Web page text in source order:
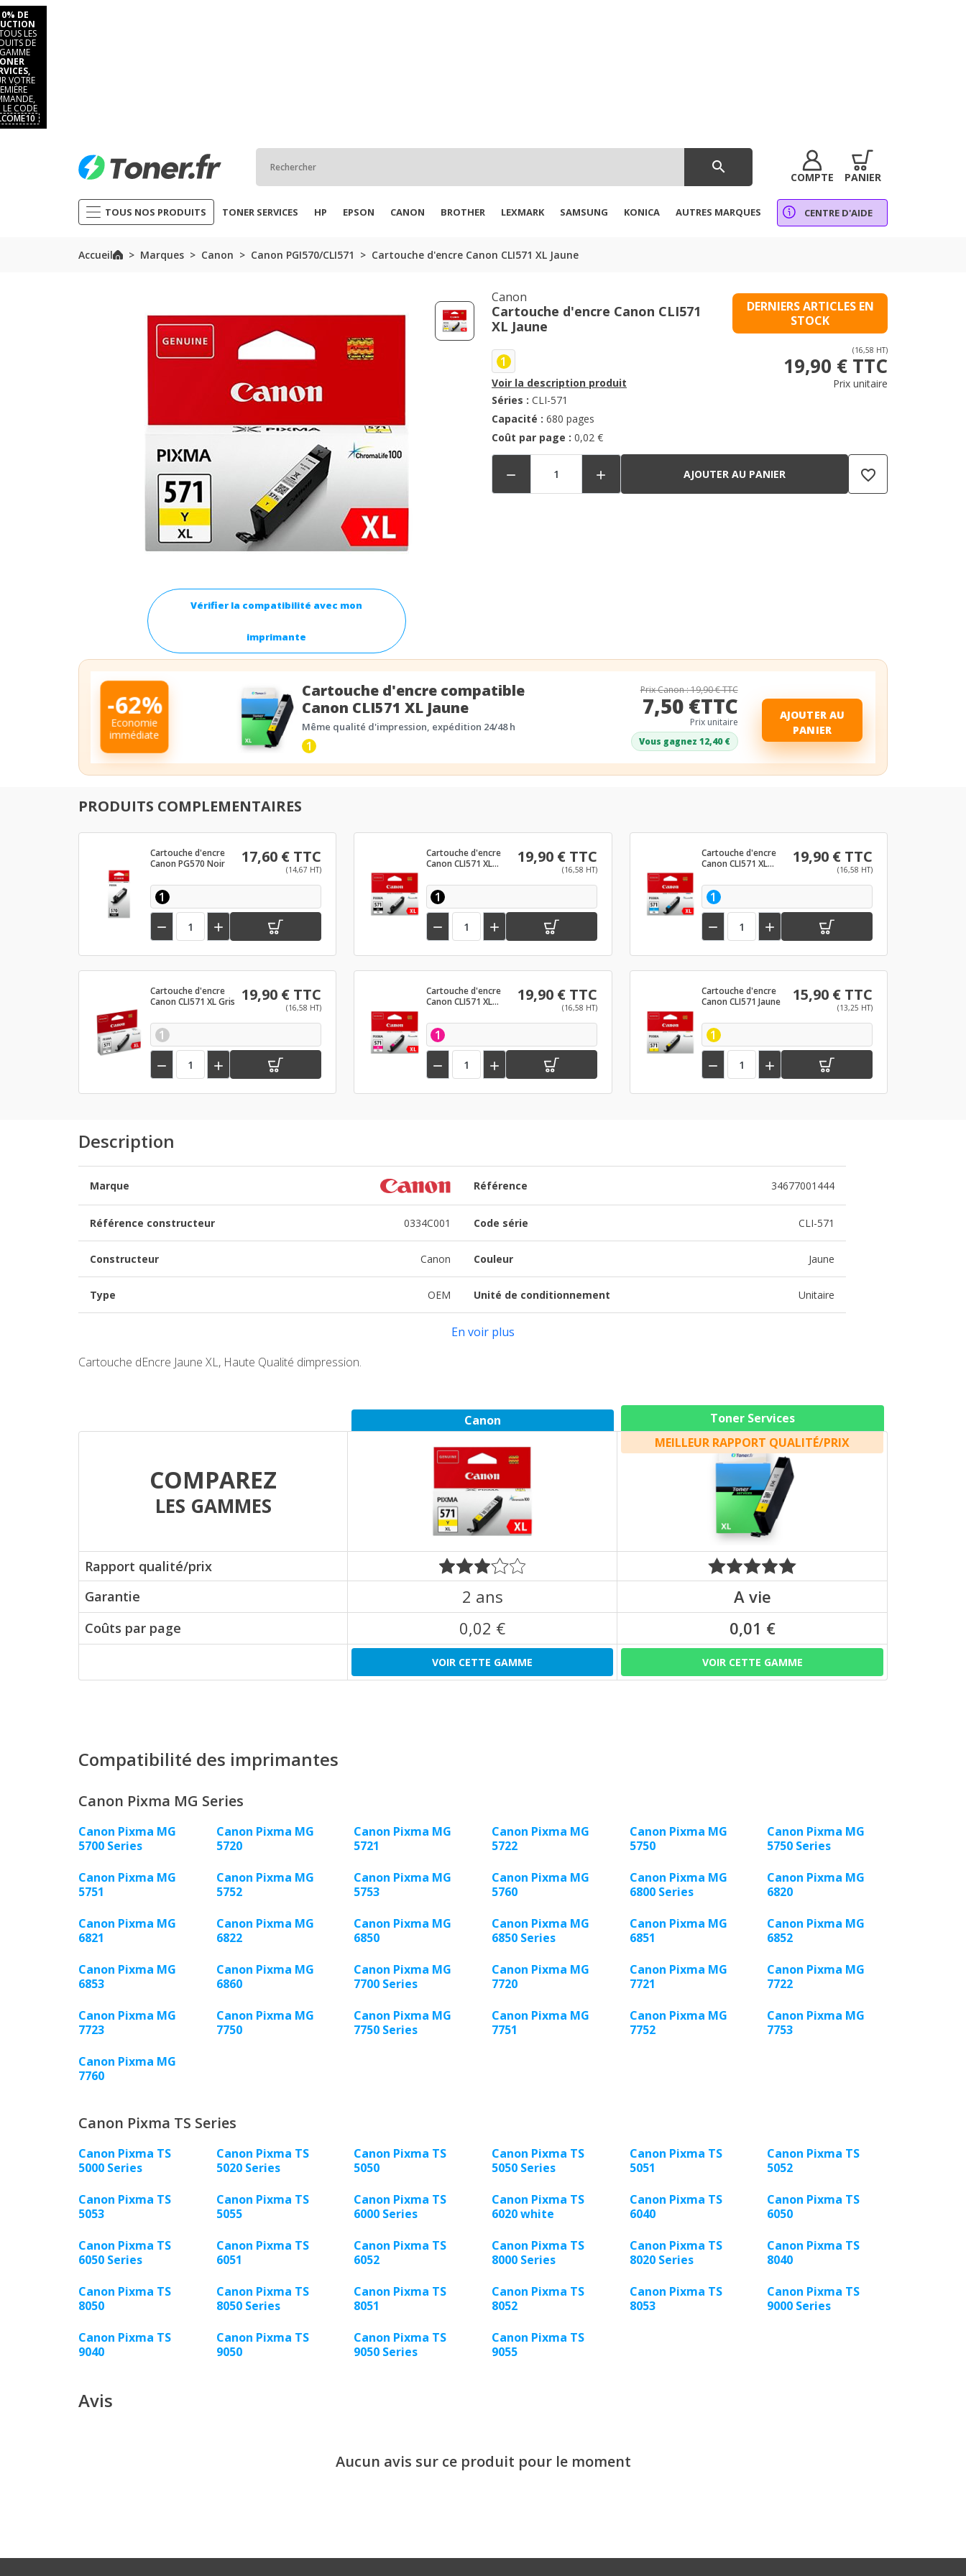
DE
LES
DE
VOTRE
LE CODE
search
COMPTE PANIER
TOUS NOS PRODUITS TONER SERVICES HP EPSON CANON BROTHER LEXMARK SAMSUNG KONICA AUTRES MARQUES CENTRE D'AIDE
Accueil Marques Canon Canon PGI570/CLI571 Cartouche d'encre Canon CLI571 XL Jaune
Vérifier la compatibilité avec mon
imprimante
Canon
Cartouche d'encre Canon CLI571
XL Jaune
DERNIERS ARTICLES EN
STOCK
1
Voir la description produit
Séries : CLI-571
Capacité : 680 pages
Coût par page : 0,02 €
(16,58 HT)
19,90 € TTC
Prix unitaire
  AJOUTER AU PANIER favorite_border
-62%
Economie
immédiate
Cartouche d'encre compatible
Canon CLI571 XL Jaune
Même qualité d'impression, expédition 24/48 h
1
Prix Canon : 19,90 € TTC
7,50 €TTC
Prix unitaire
Vous gagnez 12,40 €
AJOUTER AU
PANIER
PRODUITS COMPLEMENTAIRES
Cartouche d'encre
Canon PG570 Noir
17,60 € TTC
(14,67 HT)
1
 
Cartouche d'encre
Canon CLI571 XL
19,90 € TTC
(16,58 HT)
1
 
Cartouche d'encre
Canon CLI571 XL
19,90 € TTC
(16,58 HT)
1
 
Cartouche d'encre
Canon CLI571 XL Gris
19,90 € TTC
(16,58 HT)
1
 
Cartouche d'encre
Canon CLI571 XL
19,90 € TTC
(16,58 HT)
1
 
Cartouche d'encre
Canon CLI571 Jaune
15,90 € TTC
(13,25 HT)
1
 
Description
Marque Référence 34677001444
Référence constructeur 0334C001 Code série CLI-571
Constructeur Canon Couleur Jaune
Type OEM Unité de conditionnement Unitaire
En voir plus
Cartouche dEncre Jaune XL, Haute Qualité dimpression.
Canon Toner Services
COMPAREZ
LES GAMMES
MEILLEUR RAPPORT QUALITÉ/PRIX
Rapport qualité/prix
Garantie
2 ans A vie
Coûts par page 0,02 € 0,01 €
VOIR CETTE GAMME VOIR CETTE GAMME
Compatibilité des imprimantes
Canon Pixma MG Series
Canon Pixma MG
5700 Series
Canon Pixma MG
5720
Canon Pixma MG
5721
Canon Pixma MG
5722
Canon Pixma MG
5750
Canon Pixma MG
5750 Series
Canon Pixma MG
5751
Canon Pixma MG
5752
Canon Pixma MG
5753
Canon Pixma MG
5760
Canon Pixma MG
6800 Series
Canon Pixma MG
6820
Canon Pixma MG
6821
Canon Pixma MG
6822
Canon Pixma MG
6850
Canon Pixma MG
6850 Series
Canon Pixma MG
6851
Canon Pixma MG
6852
Canon Pixma MG
6853
Canon Pixma MG
6860
Canon Pixma MG
7700 Series
Canon Pixma MG
7720
Canon Pixma MG
7721
Canon Pixma MG
7722
Canon Pixma MG
7723
Canon Pixma MG
7750
Canon Pixma MG
7750 Series
Canon Pixma MG
7751
Canon Pixma MG
7752
Canon Pixma MG
7753
Canon Pixma MG
7760
Canon Pixma TS Series
Canon Pixma TS
5000 Series
Canon Pixma TS
5020 Series
Canon Pixma TS
5050
Canon Pixma TS
5050 Series
Canon Pixma TS
5051
Canon Pixma TS
5052
Canon Pixma TS
5053
Canon Pixma TS
5055
Canon Pixma TS
6000 Series
Canon Pixma TS
6020 white
Canon Pixma TS
6040
Canon Pixma TS
6050
Canon Pixma TS
6050 Series
Canon Pixma TS
6051
Canon Pixma TS
6052
Canon Pixma TS
8000 Series
Canon Pixma TS
8020 Series
Canon Pixma TS
8040
Canon Pixma TS
8050
Canon Pixma TS
8050 Series
Canon Pixma TS
8051
Canon Pixma TS
8052
Canon Pixma TS
8053
Canon Pixma TS
9000 Series
Canon Pixma TS
9040
Canon Pixma TS
9050
Canon Pixma TS
9050 Series
Canon Pixma TS
9055
Avis
Aucun avis sur ce produit pour le moment